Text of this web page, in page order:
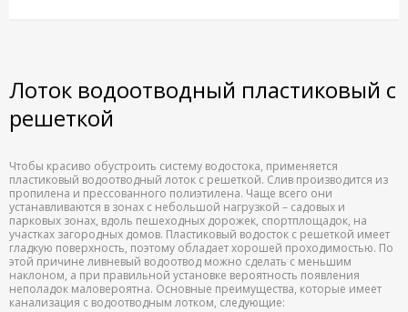
Лоток водоотводный пластиковый с
решеткой
Чтобы красиво обустроить систему водостока, применяется
пластиковый водоотводный лоток с решеткой. Слив производится из
пропилена и прессованного полиэтилена. Чаще всего они
устанавливаются в зонах с небольшой нагрузкой – садовых и
парковых зонах, вдоль пешеходных дорожек, спортплощадок, на
участках загородных домов. Пластиковый водосток с решеткой имеет
гладкую поверхность, поэтому обладает хорошей проходимостью. По
этой причине ливневый водоотвод можно сделать с меньшим
наклоном, а при правильной установке вероятность появления
неполадок маловероятна. Основные преимущества, которые имеет
канализация с водоотводным лотком, следующие: